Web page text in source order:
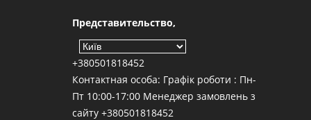
Представительство,
+380501818452
Контактная особа: Графік роботи : Пн-
Пт 10:00-17:00 Менеджер замовлень з
сайту +380501818452